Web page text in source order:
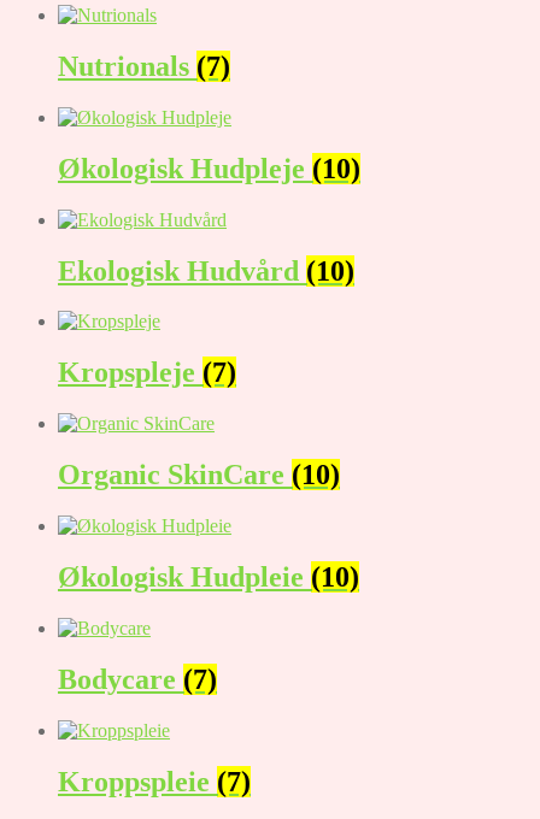
Nutrionals (7)
Økologisk Hudpleje (10)
Ekologisk Hudvård (10)
Kropspleje (7)
Organic SkinCare (10)
Økologisk Hudpleie (10)
Bodycare (7)
Kroppspleie (7)